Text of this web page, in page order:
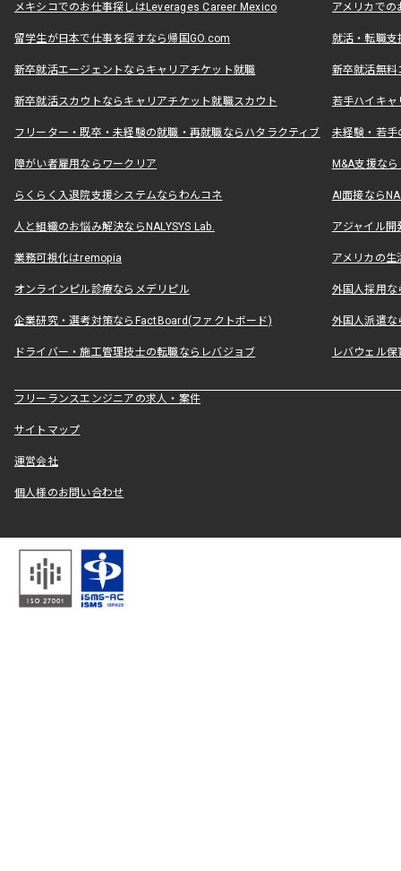
メキシコでのお仕事探しはLeverages Career Mexico アメリカで
留学生が日本で仕事を探すなら帰国GO.com 就活・転職
新卒就活エージェントならキャリアチケット就職 新卒就活無料
新卒就活スカウトならキャリアチケット就職スカウト 若手ハイキ
フリーター・既卒・未経験の就職・再就職ならハタラクティブ 未経験・若手
障がい者雇用ならワークリア M&A支援な
らくらく入退院支援システムならわんコネ AI面接なら
人と組織のお悩み解決ならNALYSYS Lab. アジャイル
業務可視化はremopia アメリカの
オンラインピル診療ならメデリピル 外国人採用
企業研究・選考対策ならFactBoard(ファクトボード) 外国人派遣な
ドライバー・施工管理技士の転職ならレバジョブ レバウェル
フリーランスエンジニアの求人・案件
サイトマップ
運営会社
個人様のお問い合わせ